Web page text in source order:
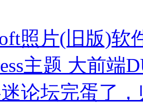
照片(旧版)软
主题 大前端
论坛完蛋了